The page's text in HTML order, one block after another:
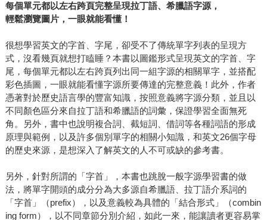
每個單元都以左右跨頁完整呈現拉丁語、希臘語字源，
輕鬆瀏覽圖片，一眼就能看懂！
很想學習英文的字首、字尾，卻受不了傳統單字列表的呈現方
式，沒看幾頁就想打瞌睡？本書以圖鑑形式呈現英文的字首、字
尾，每個單元都以左右跨頁列出同一組字源的相關單字，並搭配
彩色插圖，一眼就能看懂字源所要傳達的完整意義！此外，作者
憑著對於歷史語言學的豐富知識，按照意義將字源分類，並且以
不同顏色區分來自拉丁語和希臘語的詞彙，保證學習全面無死
角。另外，書中也說明複合詞、截短詞、借詞等各種詞語的形成
原理與範例，以及許多個別單字的相關小知識，和英文26個字母
的歷史來源，是想深入了解英文的人不可或缺的參考書。
另外，針對所謂的「字首」，本書也跳脫一般字源學習書的做
法，將單字開頭的成分分為大多源自希臘語、拉丁語介系詞的
「字首」（prefix），以及意義較為具體的「結合形式」（combin
ing form），以不同章節分別介紹，如此一來，能讓讀者更容易掌